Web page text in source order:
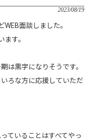
2023/08/19
面談しました。
す。
は黒字になりそうです。
ろな方に応援していただ
ていることはすべてやっ